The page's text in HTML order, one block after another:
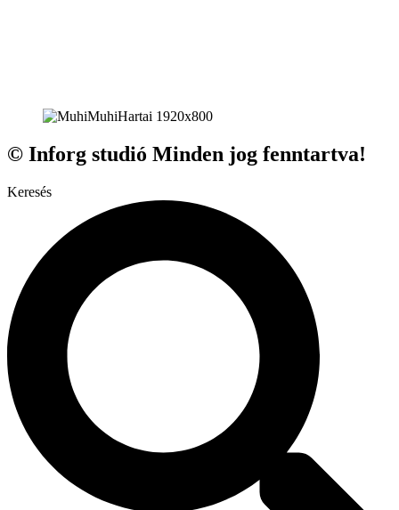
© Inforg studió Minden jog fenntartva!
Keresés